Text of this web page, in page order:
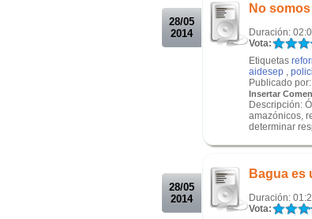
28/05
2014
No
Duración:
Vota:
Etiquetas
aidesep ,
Publicado por:
Insertar
Descripción:
amazónicos,
determinar
28/05
2014
Bagua es
Duración:
Vota: